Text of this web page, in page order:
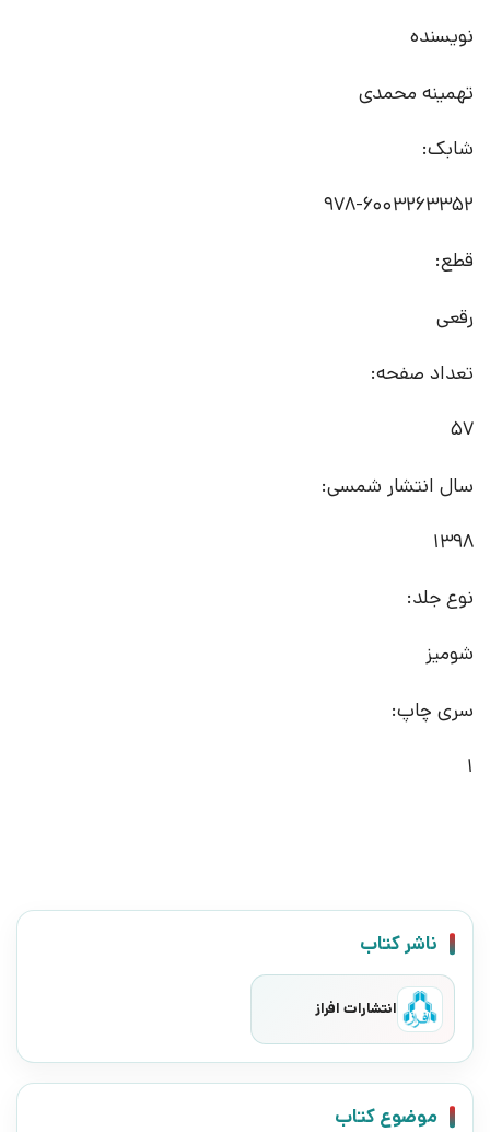
نویسنده
تهمینه محمدی
شابک:
978-6003263352
قطع:
رقعی
تعداد صفحه:
57
سال انتشار شمسی:
1398
نوع جلد:
شومیز
سری چاپ:
1
ناشر کتاب
انتشارات افراز
موضوع کتاب